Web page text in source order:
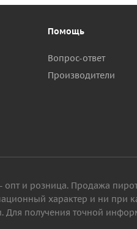
Помощь
Вопрос-ответ
Производители
и розница. Продажа
характер и ни при
получения точной